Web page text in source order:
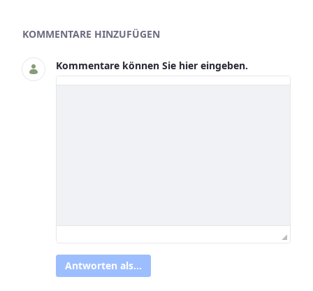
Asset-Herausgeber
KOMMENTARE HINZUFÜGEN
Kommentare können Sie hier eingeben.
Antworten als...